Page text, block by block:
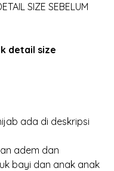
SIZE SEBELUM
detail size
ada di deskripsi
adem dan
bayi dan anak anak